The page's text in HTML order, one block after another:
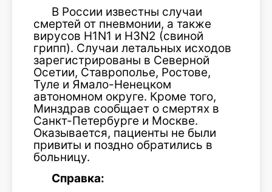
В России известны случаи
смертей от пневмонии, а также
вирусов H1N1 и H3N2 (свиной
грипп). Случаи летальных исходов
зарегистрированы в Северной
Осетии, Ставрополье, Ростове,
Туле и Ямало-Ненецком
автономном округе. Кроме того,
Минздрав сообщает о смертях в
Санкт-Петербурге и Москве.
Оказывается, пациенты не были
привиты и поздно обратились в
больницу.
Справка: